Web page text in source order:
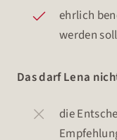
ehrlich
werden
Das darf Lena
die